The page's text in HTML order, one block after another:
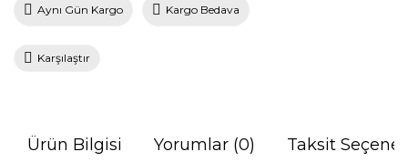
Aynı Gün Kargo Kargo Bedava
Karşılaştır
Ürün Bilgisi Yorumlar (0) Taksit